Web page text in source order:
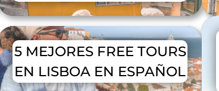
5 MEJORES FREE TOURS
EN LISBOA EN ESPAÑOL